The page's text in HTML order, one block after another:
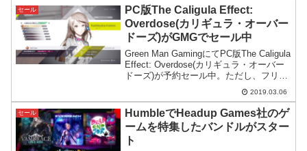
セール
PC版The Caligula Effect:
Overdose(カリギュラ・オーバー
ドーズ)がGMGでセール中
Green Man GamingにてPC版The Caligula
Effect: Overdose(カリギュラ・オーバー
ドーズ)が予約セール中。ただし、フリュ
ーの公式サイトにはPC版の記載が一切な
く、自分たちは関係ないというスタンス
に若干の不安も残ります。
2019.03.06
セール
HumbleでHeadup Games社のゲ
ームを特集したバンドルがスター
ト